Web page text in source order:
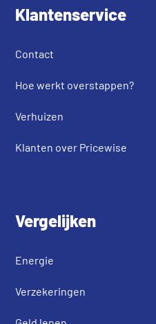
Klantenservice
Contact
Hoe werkt overstappen?
Verhuizen
Klanten over Pricewise
Vergelijken
Energie
Verzekeringen